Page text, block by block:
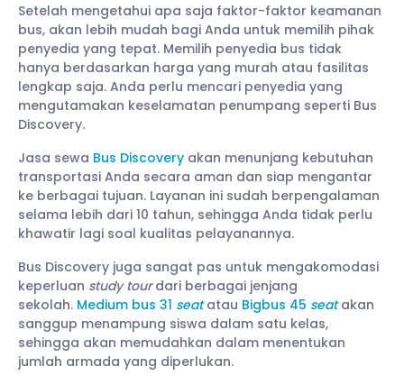
Setelah mengetahui apa saja faktor-faktor keamanan
bus, akan lebih mudah bagi Anda untuk memilih pihak
penyedia yang tepat. Memilih penyedia bus tidak
hanya berdasarkan harga yang murah atau fasilitas
lengkap saja. Anda perlu mencari penyedia yang
mengutamakan keselamatan penumpang seperti Bus
Discovery.
Jasa sewa Bus Discovery akan menunjang kebutuhan
transportasi Anda secara aman dan siap mengantar
ke berbagai tujuan. Layanan ini sudah berpengalaman
selama lebih dari 10 tahun, sehingga Anda tidak perlu
khawatir lagi soal kualitas pelayanannya.
Bus Discovery juga sangat pas untuk mengakomodasi
keperluan study tourdari berbagai jenjang
sekolah. Medium bus 31 seatatau Bigbus 45 seatakan
sanggup menampung siswa dalam satu kelas,
sehingga akan memudahkan dalam menentukan
jumlah armada yang diperlukan.